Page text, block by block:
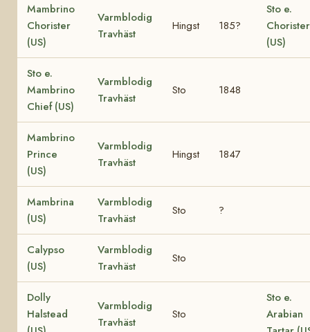
Mambrino
Chorister
(US)
Varmblodig
Travhäst
Hingst 185?
Sto e.
Chorister
(US)
Sto e.
Mambrino
Chief (US)
Varmblodig
Travhäst
Sto 1848
Mambrino
Prince
(US)
Varmblodig
Travhäst
Hingst 1847
Mambrina
(US)
Varmblodig
Travhäst
Sto ?
Calypso
(US)
Varmblodig
Travhäst
Sto
Dolly
Halstead
Varmblodig
Travhäst
Sto
Sto e.
Arabian